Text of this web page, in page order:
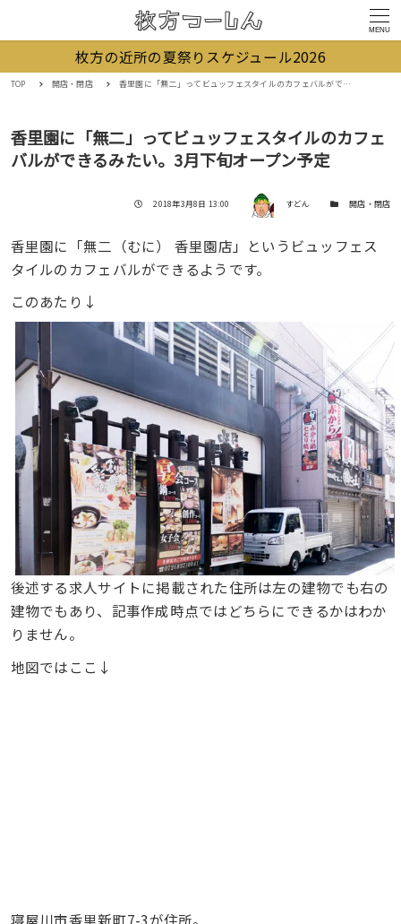
MENU
枚方の近所の夏祭りスケジュール2026
TOP 開店・閉店 香里園に「無二」ってビュッフェスタイルのカフェバルができるみたい。3月下旬オープン予定
香里園に「無二」ってビュッフェスタイルのカフェ
バルができるみたい。3月下旬オープン予定
投稿日
2018年3月8日 13:00 著者 すどん カテゴリー開店・閉店
香里園に「無二（むに） 香里園店」というビュッフェス
タイルのカフェバルができるようです。
このあたり↓
後述する求人サイトに掲載された住所は左の建物でも右の
建物でもあり、記事作成時点ではどちらにできるかはわか
りません。
地図ではここ↓
寝屋川市香里新町7-3が住所。